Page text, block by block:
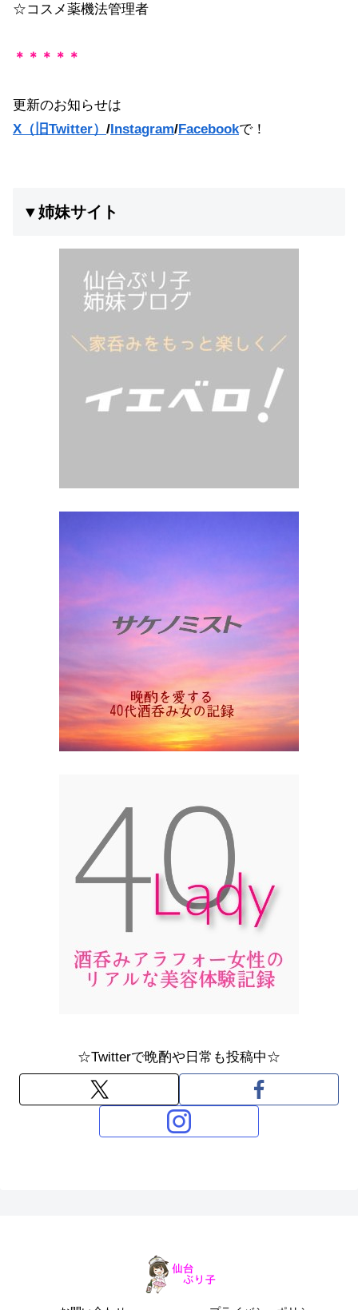
☆コスメ薬機法管理者
＊＊＊＊＊
更新のお知らせは
X（旧Twitter） /Instagram/Facebookで！
▼姉妹サイト
☆Twitterで晩酌や日常も投稿中☆